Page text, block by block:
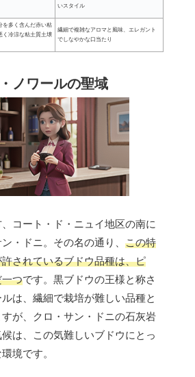
いスタイル
を多く含んだ赤い粘
く冷涼な粘土質土壌
繊細で複雑なアロマと風味、エレガント
でしなやかな口当たり
ノワールの聖域
コート・ド・ニュイ地区の南に
・ドニ。その名の通り、 この特
されているブドウ品種は、ピ
つです。黒ブドウの王様と称さ
は、繊細で栽培が難しい品種と
が、クロ・サン・ドニの石灰岩
は、この気難しいブドウにとっ
境です。